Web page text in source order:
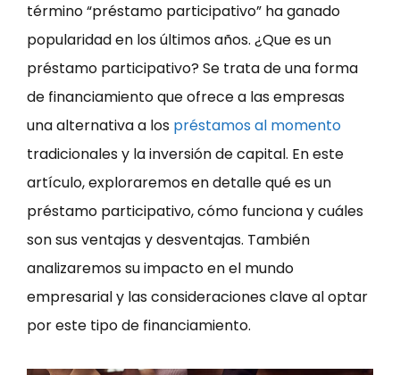
término “préstamo participativo” ha ganado
popularidad en los últimos años. ¿Que es un
préstamo participativo? Se trata de una forma
de financiamiento que ofrece a las empresas
una alternativa a los préstamos al momento
tradicionales y la inversión de capital. En este
artículo, exploraremos en detalle qué es un
préstamo participativo, cómo funciona y cuáles
son sus ventajas y desventajas. También
analizaremos su impacto en el mundo
empresarial y las consideraciones clave al optar
por este tipo de financiamiento.